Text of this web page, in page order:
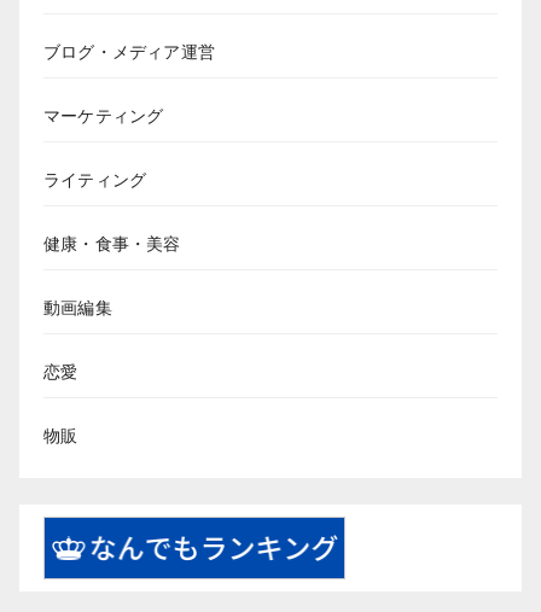
ブログ・メディア運営
マーケティング
ライティング
健康・食事・美容
動画編集
恋愛
物販